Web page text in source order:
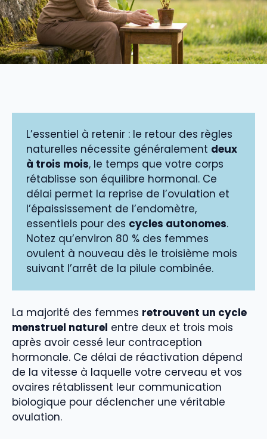
L’essentiel à retenir : le retour des règles
naturelles nécessite généralement deux
à trois mois, le temps que votre corps
rétablisse son équilibre hormonal. Ce
délai permet la reprise de l’ovulation et
l’épaississement de l’endomètre,
essentiels pour des cycles autonomes.
Notez qu’environ 80 % des femmes
ovulent à nouveau dès le troisième mois
suivant l’arrêt de la pilule combinée.
La majorité des femmes retrouvent un cycle
menstruel naturel entre deux et trois mois
après avoir cessé leur contraception
hormonale. Ce délai de réactivation dépend
de la vitesse à laquelle votre cerveau et vos
ovaires rétablissent leur communication
biologique pour déclencher une véritable
ovulation.